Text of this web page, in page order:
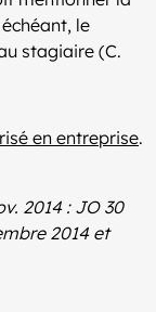
le
stagiaire (C.
en entreprise.
2014 : JO 30
2014 et